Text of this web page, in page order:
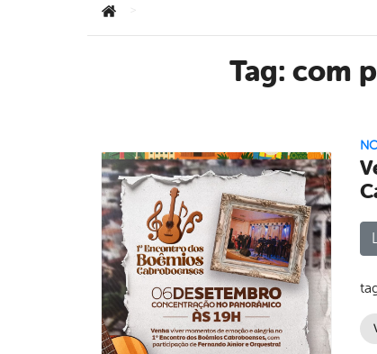
Você está aqui:
Tag: com